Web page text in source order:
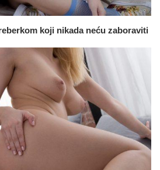
koji nikada neću zaboraviti